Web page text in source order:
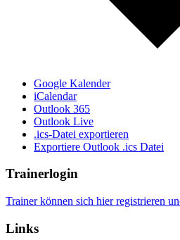
Google Kalender
iCalendar
Outlook 365
Outlook Live
.ics-Datei exportieren
Exportiere Outlook .ics Datei
Trainerlogin
Trainer können sich hier registrieren
Links